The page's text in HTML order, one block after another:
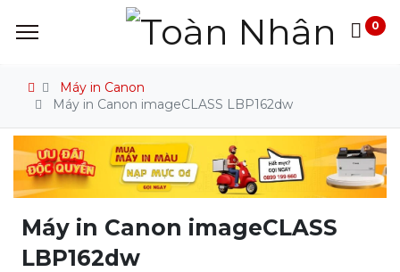
0
Máy in Canon
Máy in Canon imageCLASS LBP162dw
Máy in Canon imageCLASS
LBP162dw